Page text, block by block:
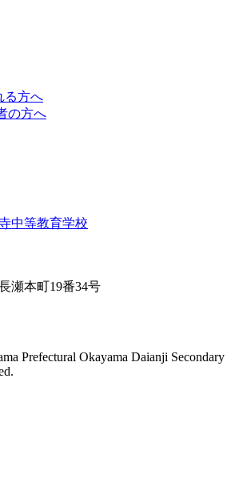
る方へ
の方へ
瀬本町19番34号
Prefectural Okayama Daianji Secondary